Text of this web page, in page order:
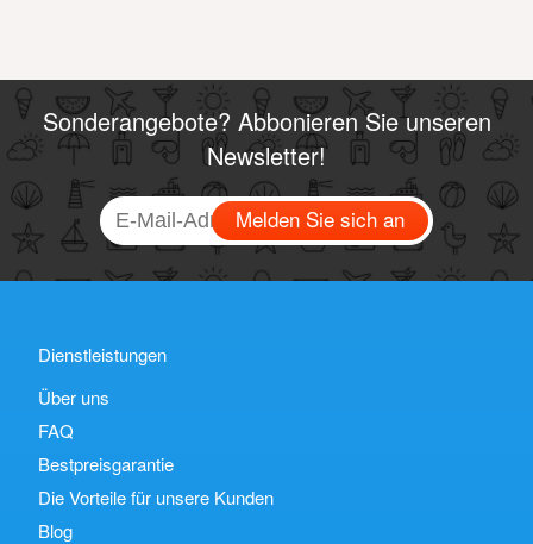
Sonderangebote? Abbonieren Sie unseren
Newsletter!
Melden Sie sich an
Dienstleistungen
Über uns
FAQ
Bestpreisgarantie
Die Vorteile für unsere Kunden
Blog